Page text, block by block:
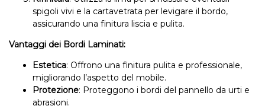
spigoli vivi e la cartavetrata per levigare il bordo,
assicurando una finitura liscia e pulita.
Vantaggi dei Bordi Laminati:
Estetica: Offrono una finitura pulita e professionale,
migliorando l’aspetto del mobile.
Protezione: Proteggono i bordi del pannello da urti e
abrasioni.